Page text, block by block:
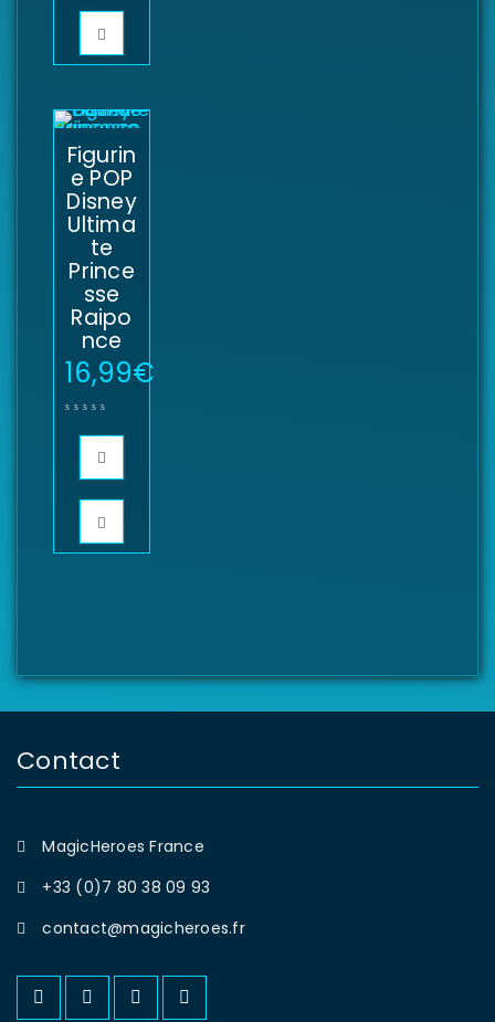
Figurin
e POP
Disney
Ultima
te
Prince
sse
Raipo
nce
16,99€
Contact
MagicHeroes France
+33 (0)7 80 38 09 93
contact@magicheroes.fr